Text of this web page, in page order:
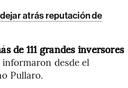
atrás reputación de
de 111 grandes inversores
desde el
Pullaro.